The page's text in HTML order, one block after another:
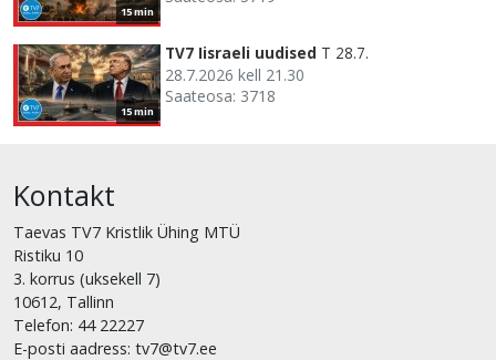
15 min
15 min
TV7 Iisraeli uudised T 28.7.
28.7.2026 kell 21.30
Saateosa: 3718
Kontakt
Taevas TV7 Kristlik Ühing MTÜ
Ristiku 10
3. korrus (uksekell 7)
10612, Tallinn
Telefon: 44 22227
E-posti aadress: tv7@tv7.ee